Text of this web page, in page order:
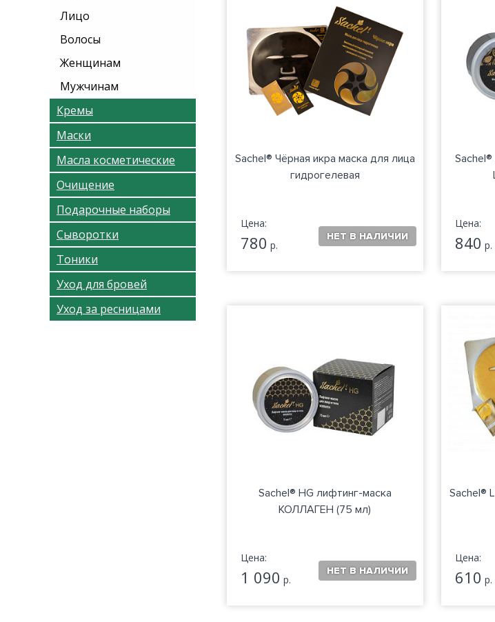
Лицо
Волосы
Женщинам
Мужчинам
Кремы
Маски
Масла косметические
Очищение
Подарочные наборы
Сыворотки
Тоники
Уход для бровей
Уход за ресницами
Sachel® Чёрная икра маска для лица
гидрогелевая
Цена:
780 р.
Цена:
840 р.
Sachel® HG лифтинг-маска
КОЛЛАГЕН (75 мл)
Цена:
1 090 р.
Sachel®
Цена:
610 р.